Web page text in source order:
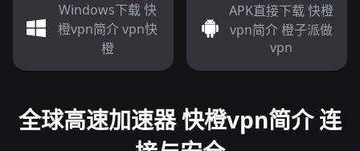
Windows下载 快
橙vpn简介 vpn快
橙
APK直接下载 快橙
vpn简介 橙子派做
vpn
全球高速加速器 快橙vpn简介 连